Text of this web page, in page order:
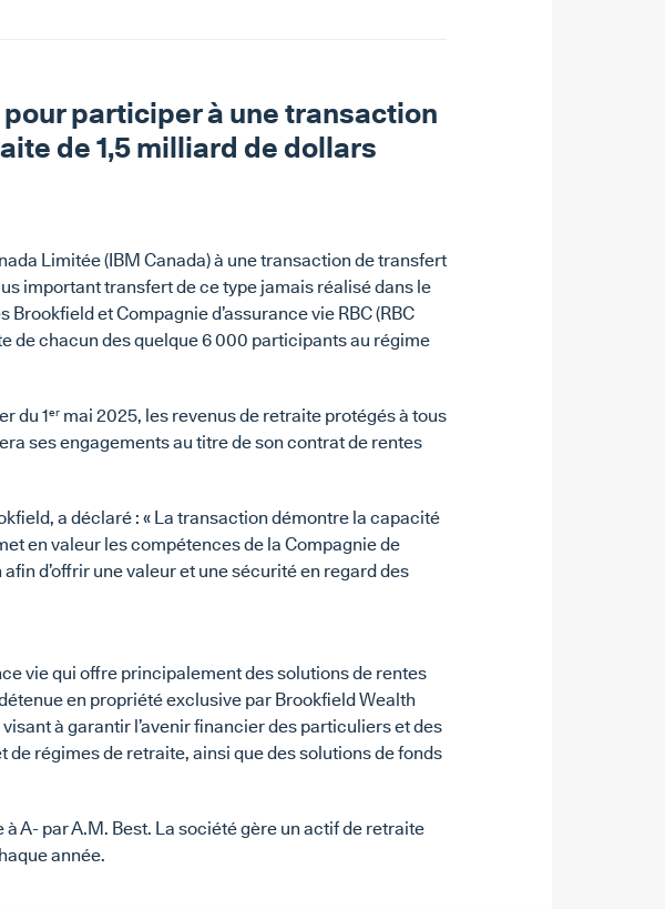
participer à une transaction
de 1,5 milliard de dollars
Limitée (IBM Canada) à une transaction de transfert
important transfert de ce type jamais réalisé dans le
et Compagnie d’assurance vie RBC (RBC
de chacun des quelque 6 000 participants au régime
du 1er mai 2025, les revenus de retraite protégés à tous
ses engagements au titre de son contrat de rentes
a déclaré : « La transaction démontre la capacité
en valeur les compétences de la Compagnie de
d’offrir une valeur et une sécurité en regard des
vie qui offre principalement des solutions de rentes
en propriété exclusive par Brookfield Wealth
à garantir l’avenir financier des particuliers et des
régimes de retraite, ainsi que des solutions de fonds
A- par A.M. Best. La société gère un actif de retraite
année.